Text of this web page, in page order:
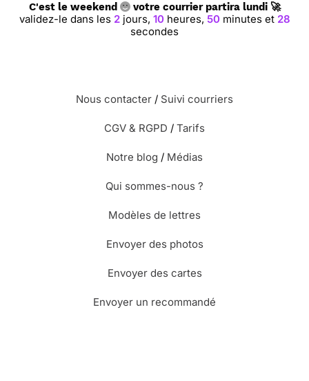
C'est le weekend votre courrier partira lundi 🚀
validez-le dans les 2jours, 10heures, 50minutes et 28
secondes
Nous contacter / Suivi courriers
CGV & RGPD / Tarifs
Notre blog / Médias
Qui sommes-nous ?
Modèles de lettres
Envoyer des photos
Envoyer des cartes
Envoyer un recommandé